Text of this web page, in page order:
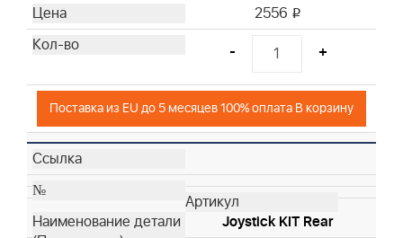
2556 i
- +
Поставка из EU до 5 месяцев 100% оплата В корзину
Joystick KIT Rear